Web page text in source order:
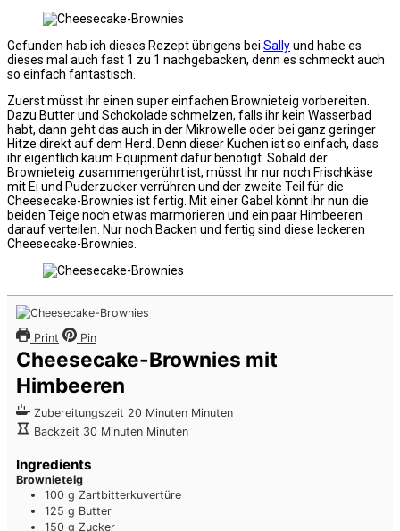
Gefunden hab ich dieses Rezept übrigens bei Sallyund habe es
dieses mal auch fast 1 zu 1 nachgebacken, denn es schmeckt auch
so einfach fantastisch.
Zuerst müsst ihr einen super einfachen Brownieteig vorbereiten.
Dazu Butter und Schokolade schmelzen, falls ihr kein Wasserbad
habt, dann geht das auch in der Mikrowelle oder bei ganz geringer
Hitze direkt auf dem Herd. Denn dieser Kuchen ist so einfach, dass
ihr eigentlich kaum Equipment dafür benötigt. Sobald der
Brownieteig zusammengerührt ist, müsst ihr nur noch Frischkäse
mit Ei und Puderzucker verrühren und der zweite Teil für die
Cheesecake-Brownies ist fertig. Mit einer Gabel könnt ihr nun die
beiden Teige noch etwas marmorieren und ein paar Himbeeren
darauf verteilen. Nur noch Backen und fertig sind diese leckeren
Cheesecake-Brownies.
Print Pin
Cheesecake-Brownies mit
Himbeeren
Zubereitungszeit 20 Minuten Minuten
Backzeit 30 Minuten Minuten
Ingredients
Brownieteig
100 g Zartbitterkuvertüre
125 g Butter
150 g Zucker